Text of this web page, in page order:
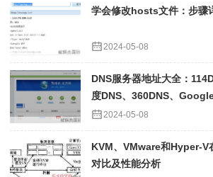
学会修改hosts文件：步骤
2024-05-08
DNS服务器地址大全：
度DNS、360DNS、
2024-05-08
KVM、VMware和Hyper-V
对比及性能分析